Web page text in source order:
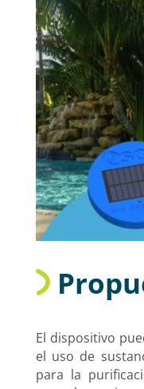
El dispositivo
el uso de
para la